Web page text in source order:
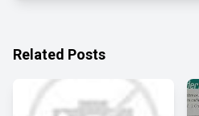
Related Posts